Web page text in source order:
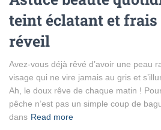
teint éclatant et frais
réveil
Avez-vous déjà rêvé d’avoir une peau
visage qui ne vire jamais au gris et
Ah, le doux rêve de chaque matin !
pêche n’est pas un simple coup de
dans Read more